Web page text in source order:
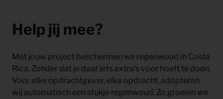
Help jij mee?
Met jouw project beschermen we regenwoud in Costa
Rica. Zonder dat je daar iets extra’s voor hoeft te doen.
Voor elke opdrachtgever, elke opdracht, adopteren
wij automatisch een stukje regenwoud. Zo groeien we